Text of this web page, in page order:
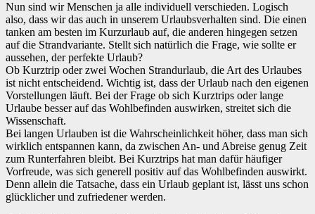
Nun sind wir Menschen ja alle individuell verschieden. Logisch
also, dass wir das auch in unserem Urlaubsverhalten sind. Die einen
tanken am besten im Kurzurlaub auf, die anderen hingegen setzen
auf die Strandvariante. Stellt sich natürlich die Frage, wie sollte er
aussehen, der perfekte Urlaub?
Ob Kurztrip oder zwei Wochen Strandurlaub, die Art des Urlaubes
ist nicht entscheidend. Wichtig ist, dass der Urlaub nach den eigenen
Vorstellungen läuft. Bei der Frage ob sich Kurztrips oder lange
Urlaube besser auf das Wohlbefinden auswirken, streitet sich die
Wissenschaft.
Bei langen Urlauben ist die Wahrscheinlichkeit höher, dass man sich
wirklich entspannen kann, da zwischen An- und Abreise genug Zeit
zum Runterfahren bleibt. Bei Kurztrips hat man dafür häufiger
Vorfreude, was sich generell positiv auf das Wohlbefinden auswirkt.
Denn allein die Tatsache, dass ein Urlaub geplant ist, lässt uns schon
glücklicher und zufriedener werden.